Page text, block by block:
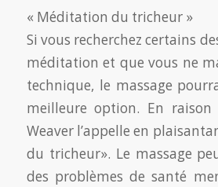
« Méditation du tricheur »
Si vous recherchez certains
méditation et que vous ne
technique, le massage
meilleure option. En raison
Weaver l’appelle en
du tricheur». Le massage
des problèmes de santé